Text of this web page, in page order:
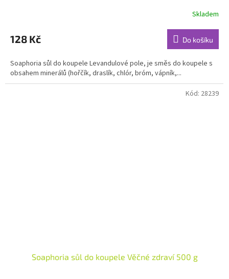
produktu
je
z
5
hvězdiček.
Skladem
128 Kč Do košíku
Soaphoria sůl do koupele Levandulové pole, je směs do koupele s
obsahem minerálů (hořčík, draslík, chlór, bróm, vápník,...
Soaphoria sůl do koupele Věčné zdraví 500 g
Kód: 28239